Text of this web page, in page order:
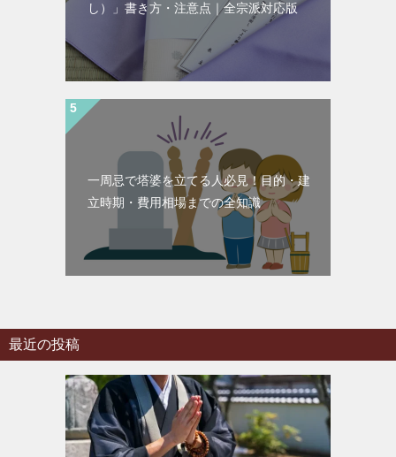
し）」書き方・注意点｜全宗派対応版
一周忌で塔婆を立てる人必見！目的・建
立時期・費用相場までの全知識
最近の投稿